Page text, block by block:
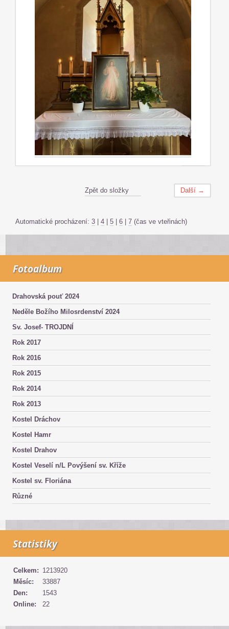
Další →
Zpět do složky
Automatické procházení: 3 4 5 6 7 (čas ve vteřinách)
Fotoalbum
Drahovská pouť 2024
Neděle Božího Milosrdenství 2024
Sv. Josef- TROJDNÍ
Rok 2017
Rok 2016
Rok 2015
Rok 2014
Rok 2013
Kostel Dráchov
Kostel Hamr
Kostel Drahov
Kostel Veselí n/L Povýšení sv. Kříže
Kostel sv. Floriána
Různé
Statistiky
Online: 22
Celkem: 1213920
Měsíc:
33887
Den:
1543